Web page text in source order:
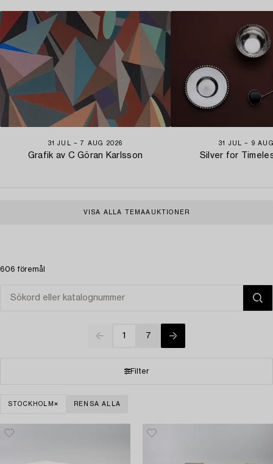
31 JUL − 7 AUG 2026
Grafik av C Göran Karlsson
31 JUL − 9
Silver for
VISA ALLA TEMAAUKTIONER
606 föremål
1 7
Filter
STOCKHOLM RENSA ALLA